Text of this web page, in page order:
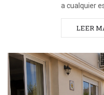
a cualquier
LEER